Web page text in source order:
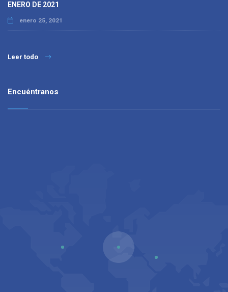
ENERO DE 2021
enero 25, 2021
Leer todo
Encuéntranos